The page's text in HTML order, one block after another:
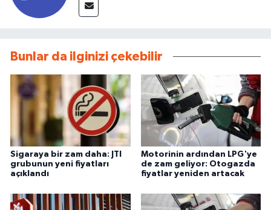
Bunlar da ilginizi çekebilir
Sigaraya bir zam daha: JTI
grubunun yeni fiyatları
açıklandı
Motorinin ardından LPG'ye
de zam geliyor: Otogazda
fiyatlar yeniden artacak